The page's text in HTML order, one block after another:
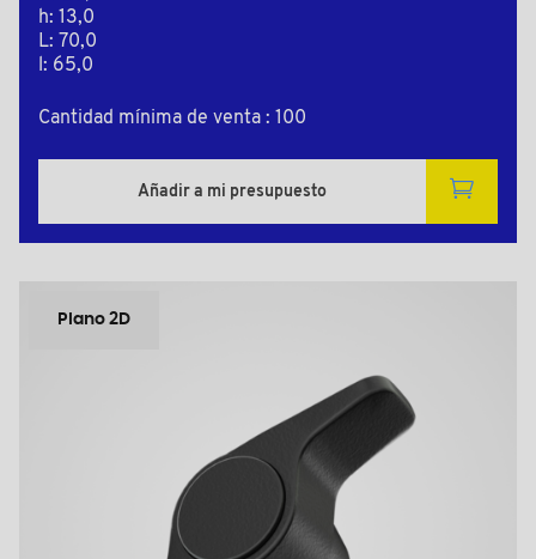
h: 13,0
L: 70,0
l: 65,0
Cantidad mínima de venta : 100
Añadir a mi presupuesto
Plano 2D